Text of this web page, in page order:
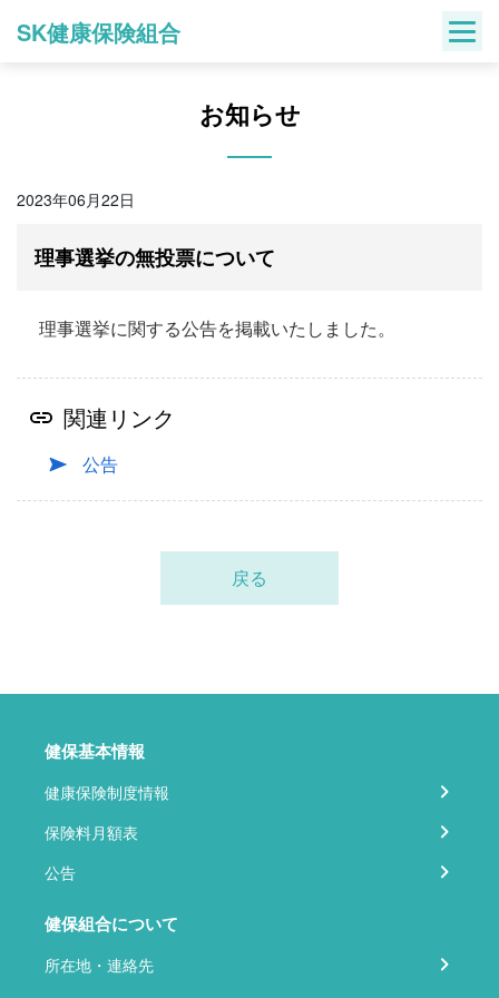
SK健康保険組合
お知らせ
2023年06月22日
理事選挙の無投票について
理事選挙に関する公告を掲載いたしました。
関連リンク
公告
戻る
健保基本情報
健康保険制度情報
保険料月額表
公告
健保組合について
所在地・連絡先